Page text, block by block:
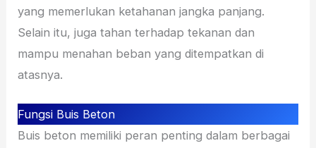
yang memerlukan ketahanan jangka panjang.
Selain itu, juga tahan terhadap tekanan dan
mampu menahan beban yang ditempatkan di
atasnya.
Fungsi Buis Beton
Buis beton memiliki peran penting dalam berbagai